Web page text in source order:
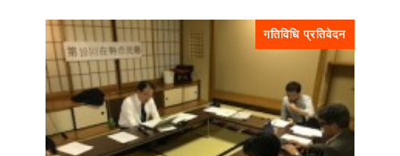
गतिविधि प्रतिवेदन